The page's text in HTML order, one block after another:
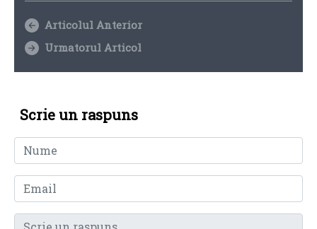
Articolul Anterior
Urmatorul Articol
Scrie un raspuns